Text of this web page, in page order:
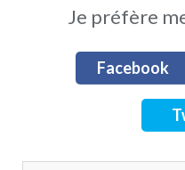
Je préfère
Facebook